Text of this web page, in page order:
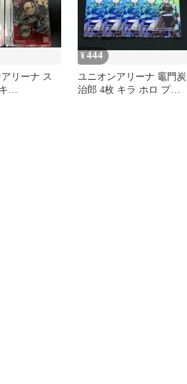
リーナ ス
¥444
ユニオンアリーナ 竈門炭
治郎 4枚 キラ ホロ プロ